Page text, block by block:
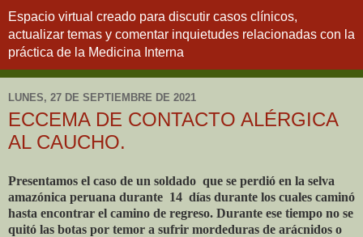
Espacio virtual creado para discutir casos clínicos,
actualizar temas y comentar inquietudes relacionadas con la
práctica de la Medicina Interna
LUNES, 27 DE SEPTIEMBRE DE 2021
ECCEMA DE CONTACTO ALÉRGICA
AL CAUCHO.
Presentamos el caso de un soldado que se perdió en la selva
amazónica peruana durante 14 días durante los cuales caminó
hasta encontrar el camino de regreso. Durante ese tiempo no se
quitó las botas por temor a sufrir mordeduras de arácnidos o